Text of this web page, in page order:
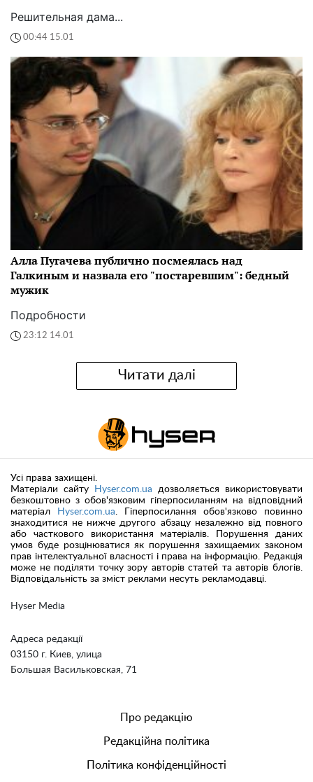
Решительная дама...
00:44 15.01
Алла Пугачева публично посмеялась над
Галкиным и назвала его "постаревшим": бедный
мужик
Подробности
23:12 14.01
Читати далі
Hyser Media
Адреса редакції
03150 г. Киев, улица
Большая Васильковская, 71
Усі права захищені.
Матеріали сайту
Hyser.com.ua дозволяється використовувати
безкоштовно з обов'язковим гіперпосиланням на відповідний
матеріал
Hyser.com.ua . Гіперпосилання обов'язково повинно
знаходитися не нижче другого абзацу незалежно від повного
або часткового використання матеріалів. Порушення даних
умов буде розцінюватися як порушення захищаемих законом
прав інтелектуальної власності і права на інформацію. Редакція
може не поділяти точку зору авторів статей та авторів блогів.
Відповідальність за зміст реклами несуть рекламодавці.
Про редакцію
Редакційна політика
Політика конфіденційності